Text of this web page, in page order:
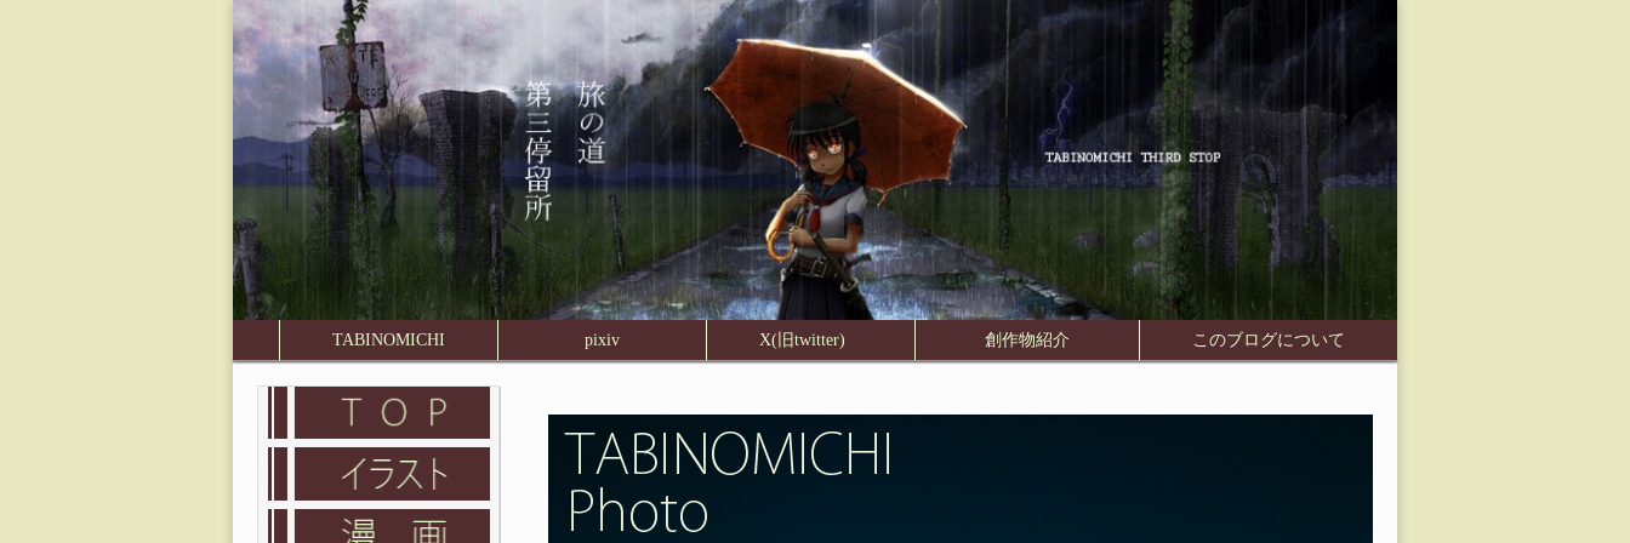
旅
の
道
第
三
停
Main menu
content
TABINOMICHI pixiv X(旧twitter) 創作物紹介 このブログについて
Sub menu